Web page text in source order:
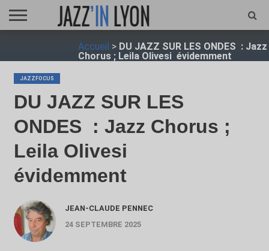
JAZZ
Accueil > DU JAZZ SUR LES ONDES : Jazz
Chorus ; Leila Olivesi évidemment
JAZZFOCUS
DU JAZZ SUR LES
ONDES : Jazz Chorus ;
Leila Olivesi
évidemment
JEAN-CLAUDE PENNEC
24 SEPTEMBRE 2025